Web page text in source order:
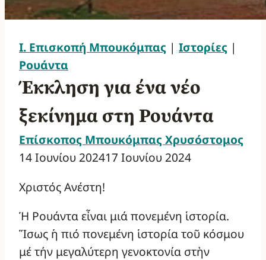
Ι. Επισκοπή Μπουκόμπας | Ιστορίες |
Ρουάντα
Έκκληση για ένα νέο
ξεκίνημα στη Ρουάντα
Επίσκοπος Μπουκόμπας Χρυσόστομος
14 Ιουνίου 202417 Ιουνίου 2024
Χριστός Ανέστη!
Ἡ Ρουάντα εἶναι μιά πονεμένη ἱστορία.
Ἵσως ἡ πιό πονεμένη ἱστορία τοῦ κόσμου
μέ τήν μεγαλύτερη γενοκτονία στἠν